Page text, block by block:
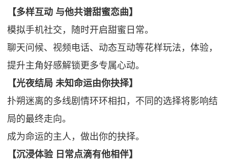
【多样互动 与他共谱甜蜜恋曲】
模拟手机社交，随时开启甜蜜日常。
聊天问候、视频电话、动态互动等花样玩法，体验，
提升主角好感解锁更多专属心动。
【光夜结局 未知命运由你抉择】
扑朔迷离的多线剧情环环相扣，不同的选择将影响结
局的最终走向。
成为命运的主人，做出你的抉择。
【沉浸体验 日常点滴有他相伴】